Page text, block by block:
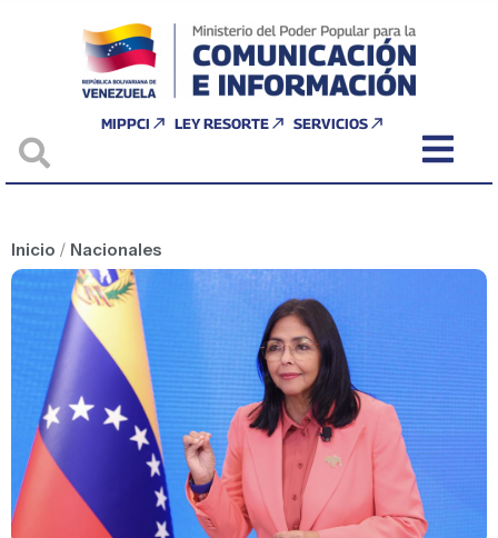
MIPPCI LEY RESORTE SERVICIOS
Inicio / Nacionales